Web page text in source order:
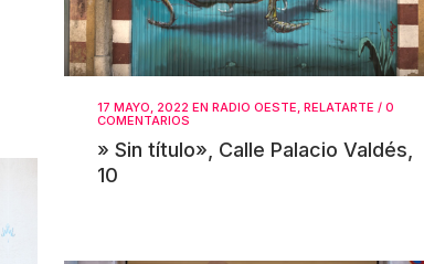
17 MAYO, 2022 EN RADIO OESTE, RELATARTE / 0
COMENTARIOS
» Sin título», Calle Palacio Valdés,
10